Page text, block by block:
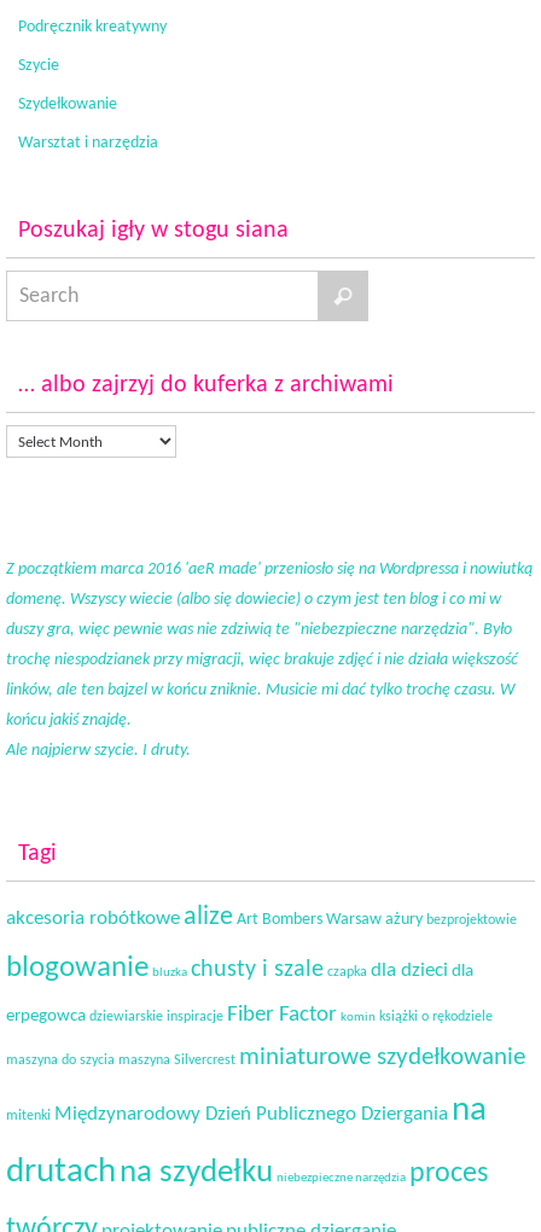
Podręcznik kreatywny
Szycie
Szydełkowanie
Warsztat i narzędzia
Poszukaj igły w stogu siana
… albo zajrzyj do kuferka z archiwami
Z początkiem marca 2016 'aeR made' przeniosło się na Wordpressa i nowiutką
domenę. Wszyscy wiecie (albo się dowiecie) o czym jest ten blog i co mi w
duszy gra, więc pewnie was nie zdziwią te "niebezpieczne narzędzia". Było
trochę niespodzianek przy migracji, więc brakuje zdjęć i nie działa większość
linków, ale ten bajzel w końcu zniknie. Musicie mi dać tylko trochę czasu. W
końcu jakiś znajdę.
Ale najpierw szycie. I druty.
Tagi
akcesoria robótkowe alize Art Bombers Warsaw ażury bezprojektowie
blogowanie bluzka chusty i szale czapka dla dzieci dla
erpegowca dziewiarskie inspiracje Fiber Factor komin książki o rękodziele
maszyna do szycia maszyna Silvercrest miniaturowe szydełkowanie
mitenki Międzynarodowy Dzień Publicznego Dziergania na
drutachna szydełku niebezpieczne narzędzia proces